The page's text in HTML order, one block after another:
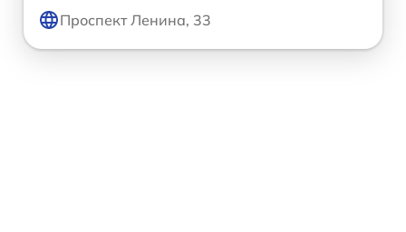
Проспект Ленина, 33